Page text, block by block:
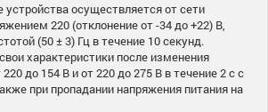
устройства осуществляется от сети
220 (отклонение от -34 до +22) В,
(50 ± 3) Гц в течение 10 секунд.
характеристики после изменения
до 154 В и от 220 до 275 В в течение 2 с с
при пропадании напряжения питания на